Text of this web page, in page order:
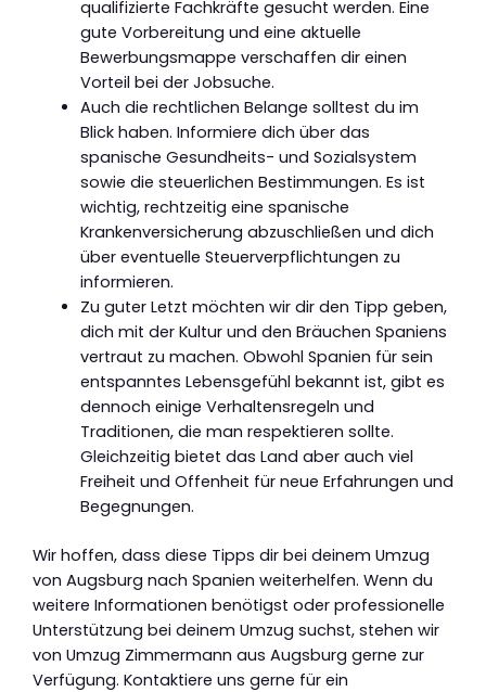
qualifizierte Fachkräfte gesucht werden. Eine
gute Vorbereitung und eine aktuelle
Bewerbungsmappe verschaffen dir einen
Vorteil bei der Jobsuche.
Auch die rechtlichen Belange solltest du im
Blick haben. Informiere dich über das
spanische Gesundheits- und Sozialsystem
sowie die steuerlichen Bestimmungen. Es ist
wichtig, rechtzeitig eine spanische
Krankenversicherung abzuschließen und dich
über eventuelle Steuerverpflichtungen zu
informieren.
Zu guter Letzt möchten wir dir den Tipp geben,
dich mit der Kultur und den Bräuchen Spaniens
vertraut zu machen. Obwohl Spanien für sein
entspanntes Lebensgefühl bekannt ist, gibt es
dennoch einige Verhaltensregeln und
Traditionen, die man respektieren sollte.
Gleichzeitig bietet das Land aber auch viel
Freiheit und Offenheit für neue Erfahrungen und
Begegnungen.
Wir hoffen, dass diese Tipps dir bei deinem Umzug
von Augsburg nach Spanien weiterhelfen. Wenn du
weitere Informationen benötigst oder professionelle
Unterstützung bei deinem Umzug suchst, stehen wir
von Umzug Zimmermann aus Augsburg gerne zur
Verfügung. Kontaktiere uns gerne für ein